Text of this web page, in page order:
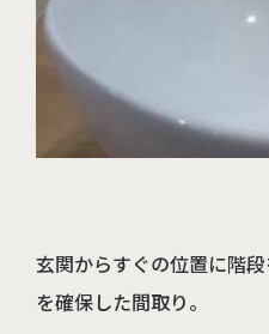
玄関からすぐの位置に階
を確保した間取り。